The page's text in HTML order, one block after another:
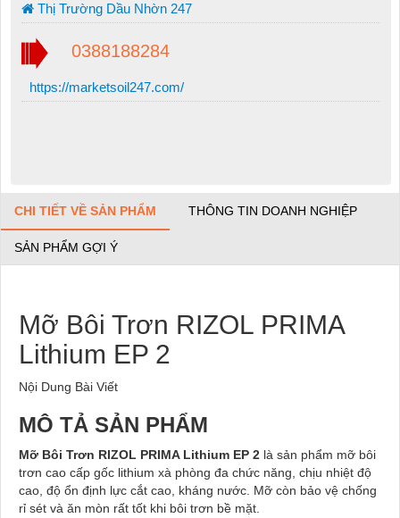
Thị Trường Dầu Nhờn 247
0388188284
https://marketsoil247.com/
CHI TIẾT VỀ SẢN PHẨM THÔNG TIN DOANH NGHIỆP
SẢN PHẨM GỢI Ý
Mỡ Bôi Trơn RIZOL PRIMA
Lithium EP 2
Nội Dung Bài Viết
MÔ TẢ SẢN PHẨM
Mỡ Bôi Trơn RIZOL PRIMA Lithium EP 2 là sản phẩm mỡ bôi
trơn cao cấp gốc lithium xà phòng đa chức năng, chịu nhiệt độ
cao, độ ổn định lực cắt cao, kháng nước. Mỡ còn bảo vệ chống
rỉ sét và ăn mòn rất tốt khi bôi trơn bề mặt.